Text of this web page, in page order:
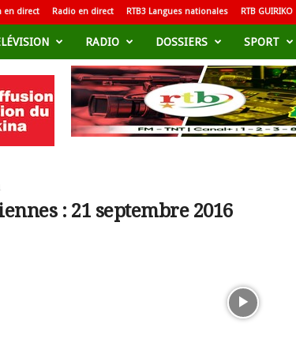
en direct Radio en direct RTB3 Langues nationales RTB GUIRIKO
RADIO DOSSIERS SPORT
: 21 septembre 2016